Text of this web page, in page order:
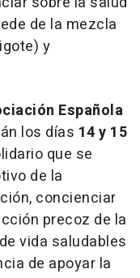
de la mezcla
y
Española
los días 14 y 15
que se
de la
concienciar
precoz de la
vida saludables
de apoyar la